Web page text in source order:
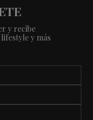
y recibe
y más